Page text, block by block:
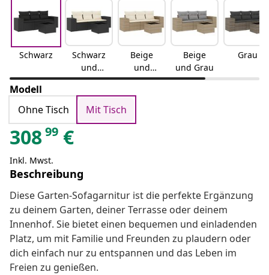
Schwarz
Schwarz
und
Creme
Beige
und
Creme
Beige
und Grau
Grau
Modell
Ohne Tisch
Mit Tisch
30899 €
Inkl. Mwst.
Beschreibung
Diese Garten-Sofagarnitur ist die perfekte Ergänzung
zu deinem Garten, deiner Terrasse oder deinem
Innenhof. Sie bietet einen bequemen und einladenden
Platz, um mit Familie und Freunden zu plaudern oder
dich einfach nur zu entspannen und das Leben im
Freien zu genießen.